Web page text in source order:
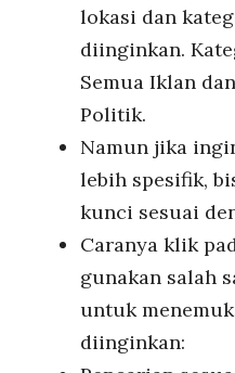
lokasi dan
diinginkan.
Semua Iklan
Politik.
Namun jika
lebih spesifik,
kunci sesuai
Caranya klik
gunakan salah
untuk
diinginkan: